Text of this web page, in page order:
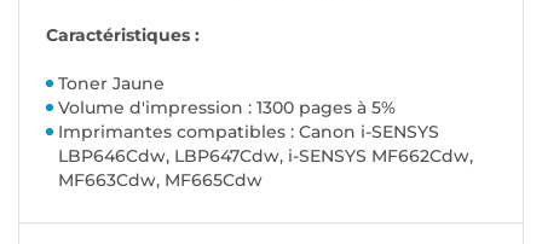
Caractéristiques :
Toner Jaune
Volume d'impression : 1300 pages à 5%
Imprimantes compatibles : Canon i-SENSYS
LBP646Cdw, LBP647Cdw, i-SENSYS MF662Cdw,
MF663Cdw, MF665Cdw